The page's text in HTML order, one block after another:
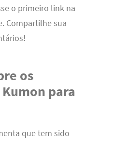
o primeiro link na
Compartilhe sua
os
para
que tem sido